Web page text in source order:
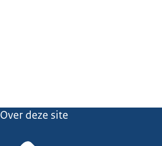
Over deze site